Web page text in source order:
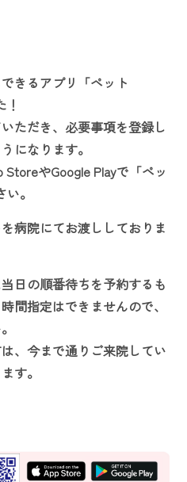
きるアプリ「ペット
ただき、必要事項を登録し
になります。
やGoogle Playで「ペッ
。
病院にてお渡ししておりま
日の順番待ちを予約するも
間指定はできませんので、
、今まで通りご来院してい
す。